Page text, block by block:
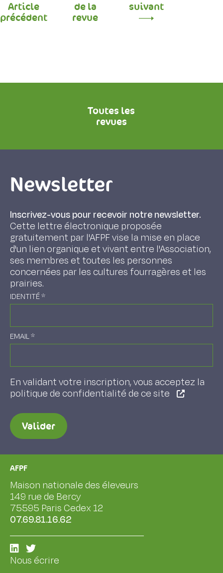
Article
précédent
de la
revue
suivant
Toutes les
revues
Newsletter
Inscrivez-vous pour recevoir notre newsletter.
Cette lettre électronique proposée
gratuitement par l'AFPF vise la mise en place
d'un lien organique et vivant entre l'Association,
ses membres et toutes les personnes
concernées par les cultures fourragères et les
prairies.
IDENTITÉ*
EMAIL*
En validant votre inscription, vous acceptez la
politique de confidentialité de ce site
Valider
AFPF
Maison nationale des éleveurs
149 rue de Bercy
75595 Paris Cedex 12
07.69.81.16.62
Nous écrire